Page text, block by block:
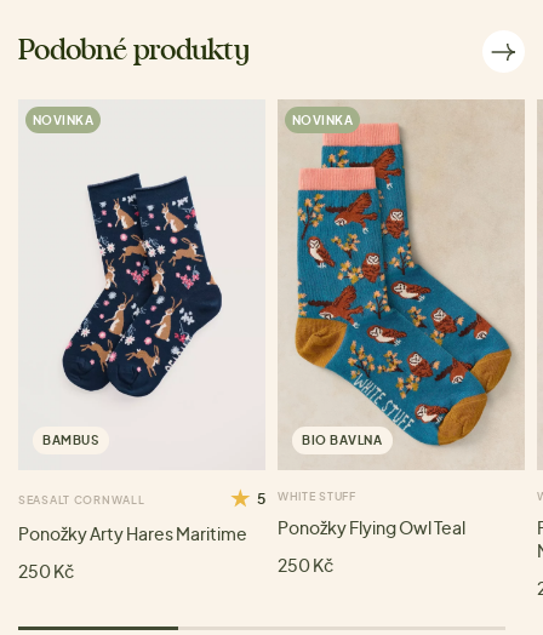
Podobné produkty
NOVINKA
BAMBUS
SEASALT CORNWALL 5
Ponožky Arty Hares Maritime
250 Kč
NOVINKA
BIO BAVLNA
WHITE STUFF
Ponožky Flying Owl Teal
250 Kč